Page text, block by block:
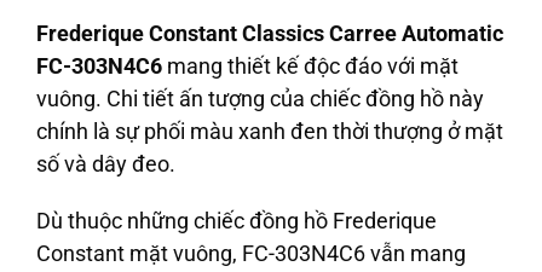
Frederique Constant Classics Carree Automatic
FC-303N4C6 mang thiết kế độc đáo với mặt
vuông. Chi tiết ấn tượng của chiếc đồng hồ này
chính là sự phối màu xanh đen thời thượng ở mặt
số và dây đeo.
Dù thuộc những chiếc đồng hồ Frederique
Constant mặt vuông, FC-303N4C6 vẫn mang